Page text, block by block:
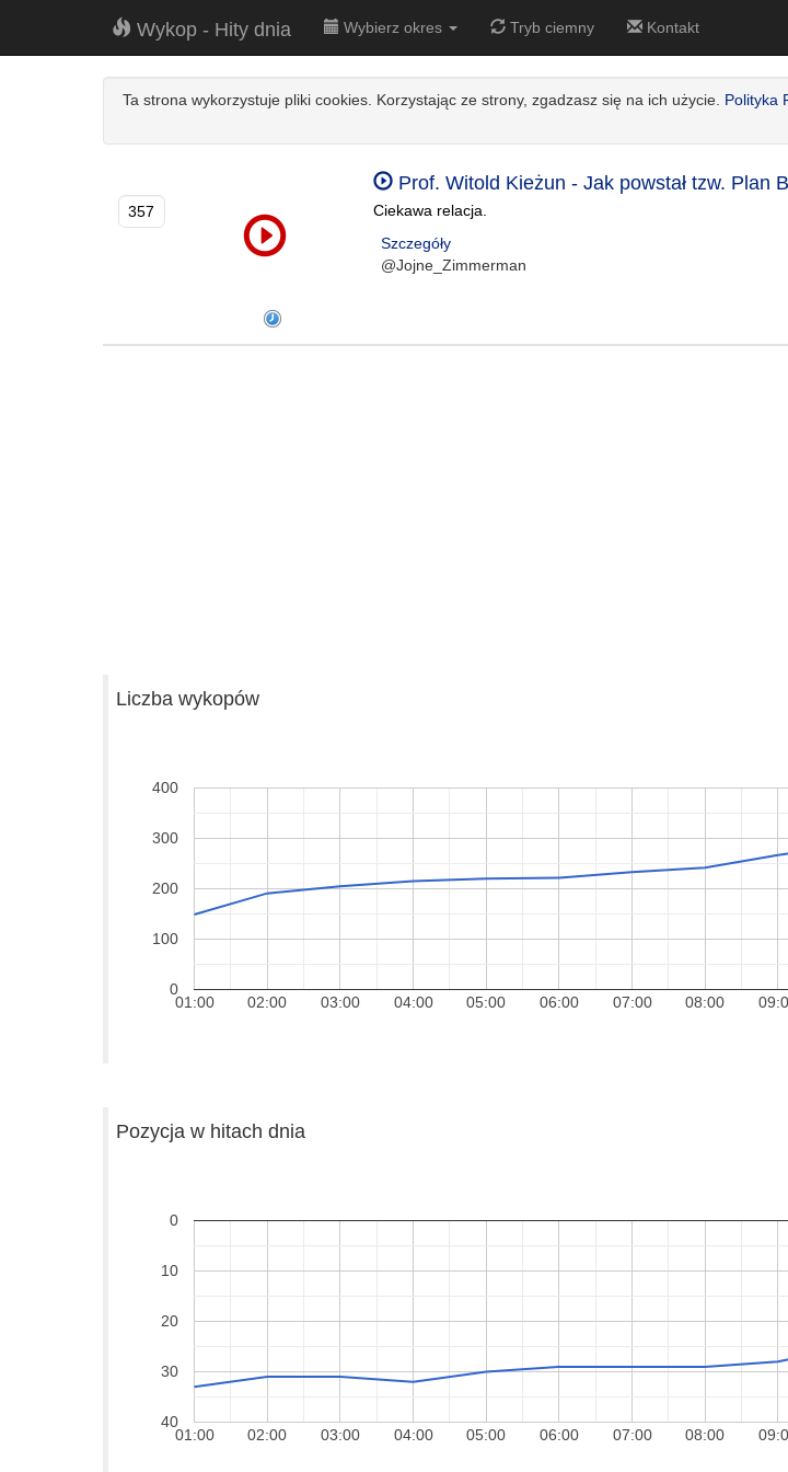
Wykop - Hity dnia Wybierz okres Tryb ciemny Kontakt
Ta strona wykorzystuje pliki cookies. Korzystając ze strony, zgadzasz się na ich użycie. Polityka
357
Prof. Witold Kieżun - Jak powstał tzw. Plan
Ciekawa relacja.
Szczegóły
@Jojne_Zimmerman
Liczba wykopów
01:00 02:00 03:00 04:00 05:00 06:00 07:00 08:00
0
100
200
300
400
Pozycja w hitach dnia
01:00 02:00 03:00 04:00 05:00 06:00 07:00 08:00
0
10
20
30
40